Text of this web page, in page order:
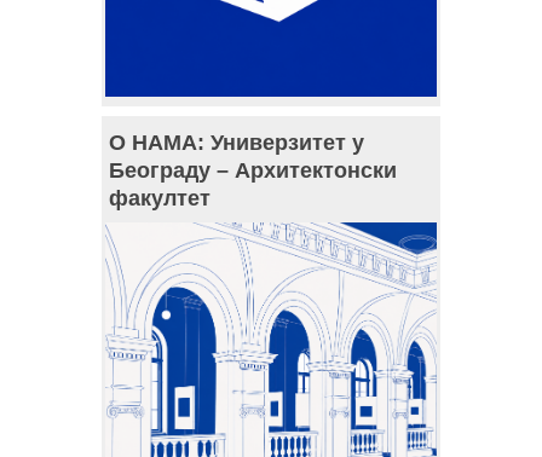
О НАМА: Универзитет у
Београду – Архитектонски
факултет